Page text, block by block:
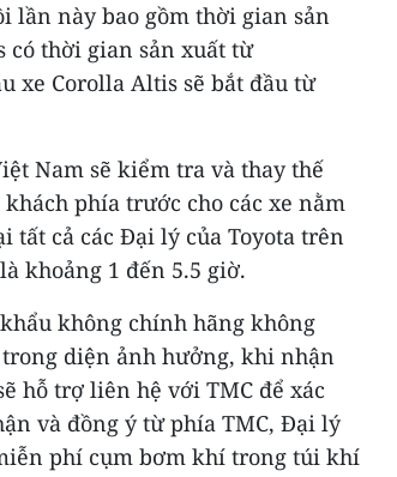
lần này bao gồm thời gian sản
có thời gian sản xuất từ
xe Corolla Altis sẽ bắt đầu từ
Nam sẽ kiểm tra và thay thế
phía trước cho các xe nằm
cả các Đại lý của Toyota trên
khoảng 1 đến 5.5 giờ.
không chính hãng không
diện ảnh hưởng, khi nhận
hỗ trợ liên hệ với TMC để xác
và đồng ý từ phía TMC, Đại lý
phí cụm bơm khí trong túi khí